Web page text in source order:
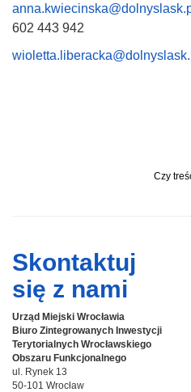
602 443 942
Czy
Skontaktuj
się z nami
Urząd Miejski Wrocławia
Biuro Zintegrowanych Inwestycji
Terytorialnych Wrocławskiego
Obszaru Funkcjonalnego
ul. Rynek 13
50-101 Wrocław